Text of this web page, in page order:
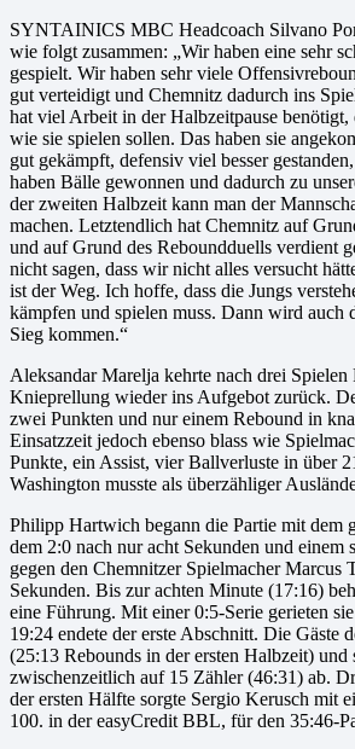
SYNTAINICS MBC Headcoach Silvano
wie folgt zusammen: „Wir haben eine sehr
gespielt. Wir haben sehr viele
gut verteidigt und Chemnitz dadurch ins
hat viel Arbeit in der Halbzeitpause benötigt,
wie sie spielen sollen. Das haben sie
gut gekämpft, defensiv viel besser
haben Bälle gewonnen und dadurch zu
der zweiten Halbzeit kann man der
machen. Letztendlich hat Chemnitz auf
und auf Grund des Reboundduells verdient
nicht sagen, dass wir nicht alles versucht
ist der Weg. Ich hoffe, dass die Jungs
kämpfen und spielen muss. Dann wird auch
Sieg kommen.“
Aleksandar Marelja kehrte nach drei Spielen
Knieprellung wieder ins Aufgebot zurück.
zwei Punkten und nur einem Rebound in
Einsatzzeit jedoch ebenso blass wie
Punkte, ein Assist, vier Ballverluste in über
Washington musste als überzähliger
Philipp Hartwich begann die Partie mit dem
dem 2:0 nach nur acht Sekunden und einem
gegen den Chemnitzer Spielmacher Marcus
Sekunden. Bis zur achten Minute (17:16)
eine Führung. Mit einer 0:5-Serie gerieten
19:24 endete der erste Abschnitt. Die Gäste
(25:13 Rebounds in der ersten Halbzeit) und
zwischenzeitlich auf 15 Zähler (46:31) ab.
der ersten Hälfte sorgte Sergio Kerusch mit
100. in der easyCredit BBL, für den 35:46-